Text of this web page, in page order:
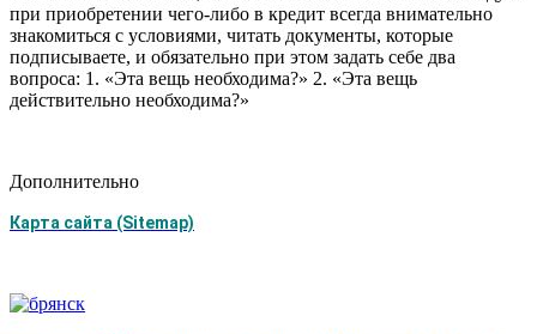
при приобретении чего-либо в кредит всегда внимательно
знакомиться с условиями, читать документы, которые
подписываете, и обязательно при этом задать себе два
вопроса: 1. «Эта вещь необходима?» 2. «Эта вещь
действительно необходима?»
Дополнительно
Карта сайта (Sitemap)